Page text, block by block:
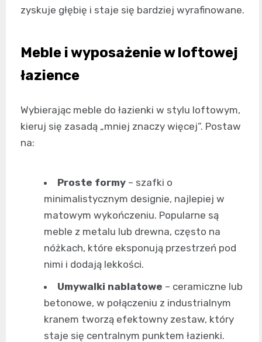
zyskuje głębię i staje się bardziej wyrafinowane.
Meble i wyposażenie w loftowej
łazience
Wybierając meble do łazienki w stylu loftowym,
kieruj się zasadą „mniej znaczy więcej”. Postaw
na:
Proste formy – szafki o
minimalistycznym designie, najlepiej w
matowym wykończeniu. Popularne są
meble z metalu lub drewna, często na
nóżkach, które eksponują przestrzeń pod
nimi i dodają lekkości.
Umywalki nablatowe – ceramiczne lub
betonowe, w połączeniu z industrialnym
kranem tworzą efektowny zestaw, który
staje się centralnym punktem łazienki.